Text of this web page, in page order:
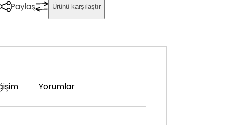
Paylaş Ürünü karşılaştır
Yorumlar